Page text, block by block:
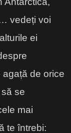
vedeți voi
ei
de orice
se
mai
te întrebi: